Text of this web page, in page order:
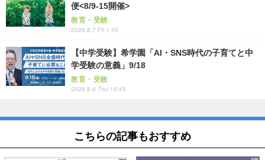
便<8/9-15開催>
教育・受験
2026.8.7 Fri 1:45
【中学受験】希学園「AI・SNS時代の子育てと中
学受験の意義」9/18
教育・受験
2026.8.6 Thu 15:45
こちらの記事もおすすめ